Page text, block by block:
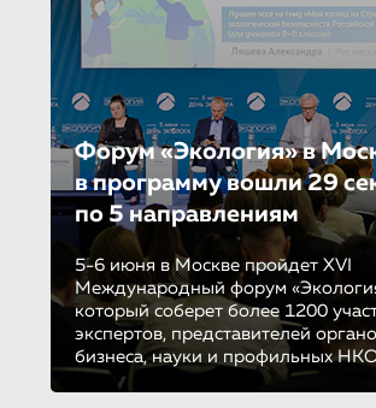
Форум «Экология» в
в программу вошли 29
по 5 направле­ни­ям
5-6 июня в Москве пройдет XVI
Международный форум
который соберет более 1200
экспертов, представителей
бизнеса, науки и профильных